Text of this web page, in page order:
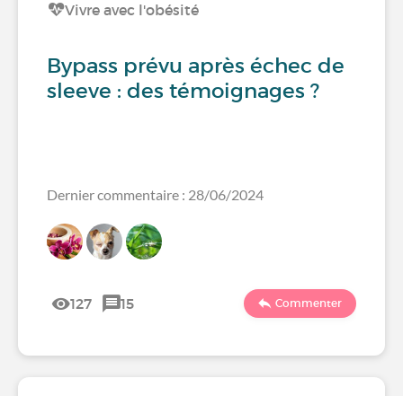
Vivre avec l'obésité
Bypass prévu après échec de
sleeve : des témoignages ?
Dernier commentaire : 28/06/2024
127 15 Commenter